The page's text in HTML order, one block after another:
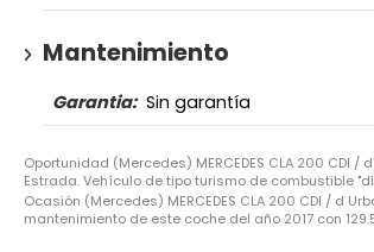
Mantenimiento
Garantia: Sin garantía
Oportunidad (Mercedes) MERCEDES CLA 200 CDI
Estrada. Vehículo de tipo turismo de combustible
Ocasión (Mercedes) MERCEDES CLA 200 CDI / d
mantenimiento de este coche del año 2017 con